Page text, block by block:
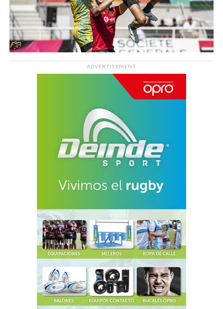
ADVERTISEMENT